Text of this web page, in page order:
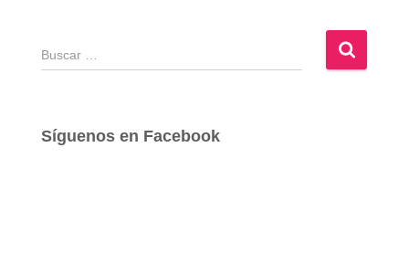
B
u
a
Síguenos en Facebook